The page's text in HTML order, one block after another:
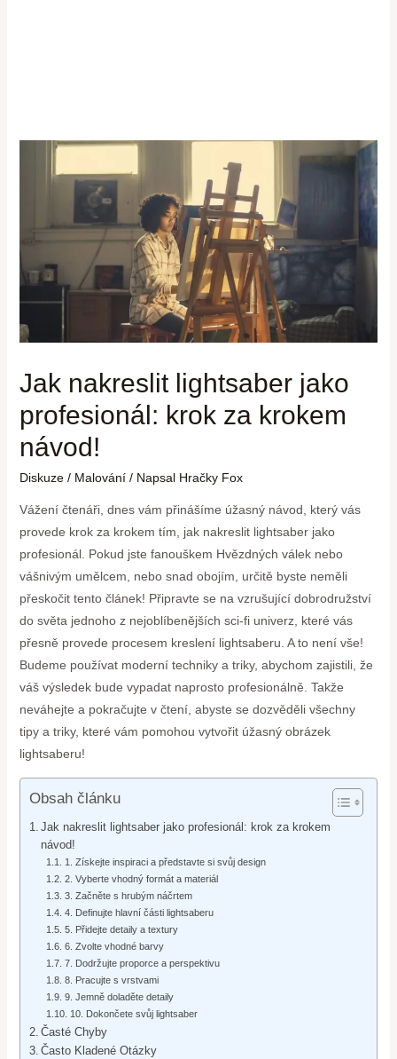
Jak nakreslit lightsaber jako
profesionál: krok za krokem
návod!
Diskuze / Malování/ Napsal Hračky Fox
Vážení čtenáři, dnes vám přinášíme úžasný návod, který vás
provede krok za krokem tím, jak nakreslit lightsaber jako
profesionál. Pokud jste fanouškem Hvězdných válek nebo
vášnivým umělcem, nebo snad obojím, určitě byste neměli
přeskočit tento článek! Připravte se na vzrušující dobrodružství
do světa jednoho z nejoblíbenějších sci-fi univerz, které vás
přesně provede procesem kreslení lightsaberu. A to není vše!
Budeme používat moderní techniky a triky, abychom zajistili, že
váš výsledek bude vypadat naprosto profesionálně. Takže
neváhejte a pokračujte v čtení, abyste se dozvěděli všechny
tipy a triky, které vám pomohou vytvořit úžasný obrázek
lightsaberu!
Obsah článku
Jak nakreslit lightsaber jako profesionál: krok za krokem
návod!
1. Získejte inspiraci a představte si svůj design
2. Vyberte vhodný formát a materiál
3. Začněte s hrubým náčrtem
4. Definujte hlavní části lightsaberu
5. Přidejte detaily a textury
6. Zvolte vhodné barvy
7. Dodržujte proporce a perspektivu
8. Pracujte s vrstvami
9. Jemně doladěte detaily
10. Dokončete svůj lightsaber
Časté Chyby
Často Kladené Otázky